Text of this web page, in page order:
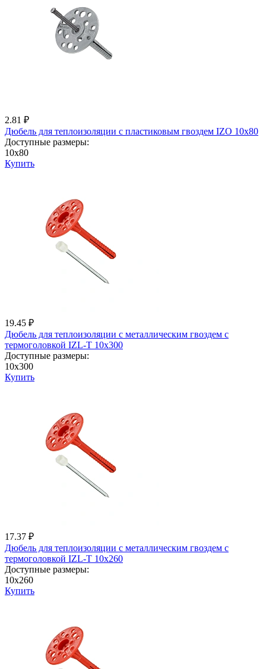
2.81 ₽
Дюбель для теплоизоляции с пластиковым гвоздем IZО 10x80
Доступные размеры:
10x80
Купить
19.45 ₽
Дюбель для теплоизоляции с металличеcким гвоздем с
термоголовкой IZL-T 10x300
Доступные размеры:
10x300
Купить
17.37 ₽
Дюбель для теплоизоляции с металличеcким гвоздем с
термоголовкой IZL-T 10x260
Доступные размеры:
10x260
Купить